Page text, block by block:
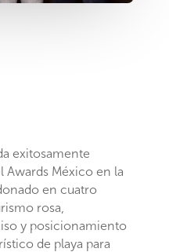
exitosamente
Awards México en la
en cuatro
rosa,
y posicionamiento
de playa para